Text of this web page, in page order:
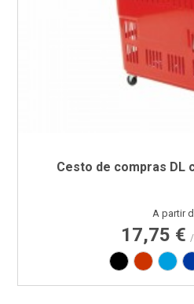
Cesto de compras DL
A partir
17,75 €
Preto